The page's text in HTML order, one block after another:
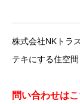
株式会社NKトラ
テキにする住空
問い合わせは